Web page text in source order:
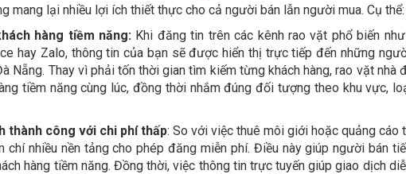
mang lại nhiều lợi ích thiết thực cho cả người bán lẫn người mua. Cụ thể:
hàng tiềm năng:Khi đăng tin trên các kênh rao vặt phổ biến
hay Zalo, thông tin của bạn sẽ được hiển thị trực tiếp đến những
Nẵng. Thay vì phải tốn thời gian tìm kiếm từng khách hàng, rao vặt nhà
tiềm năng cùng lúc, đồng thời nhắm đúng đối tượng theo khu vực,
thành công với chi phí thấp: So với việc thuê môi giới hoặc quảng cáo
nhiều nền tảng cho phép đăng miễn phí. Điều này giúp người bán
hàng tiềm năng. Đồng thời, việc thông tin trực tuyến giúp giao dịch